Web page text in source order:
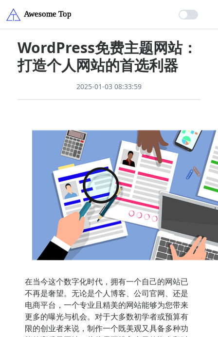
WordPress免费主题网站：
打造个人网站的首选利器
2025-01-03 08:33:59
在当今这个数字化时代，拥有一个自己的网站已
不再是奢望。无论是个人博客、公司官网、还是
电商平台，一个专业且精美的网站能够为您带来
更多的曝光与机会。对于大多数初学者或预算有
限的创业者来说，制作一个既美观又具备多种功